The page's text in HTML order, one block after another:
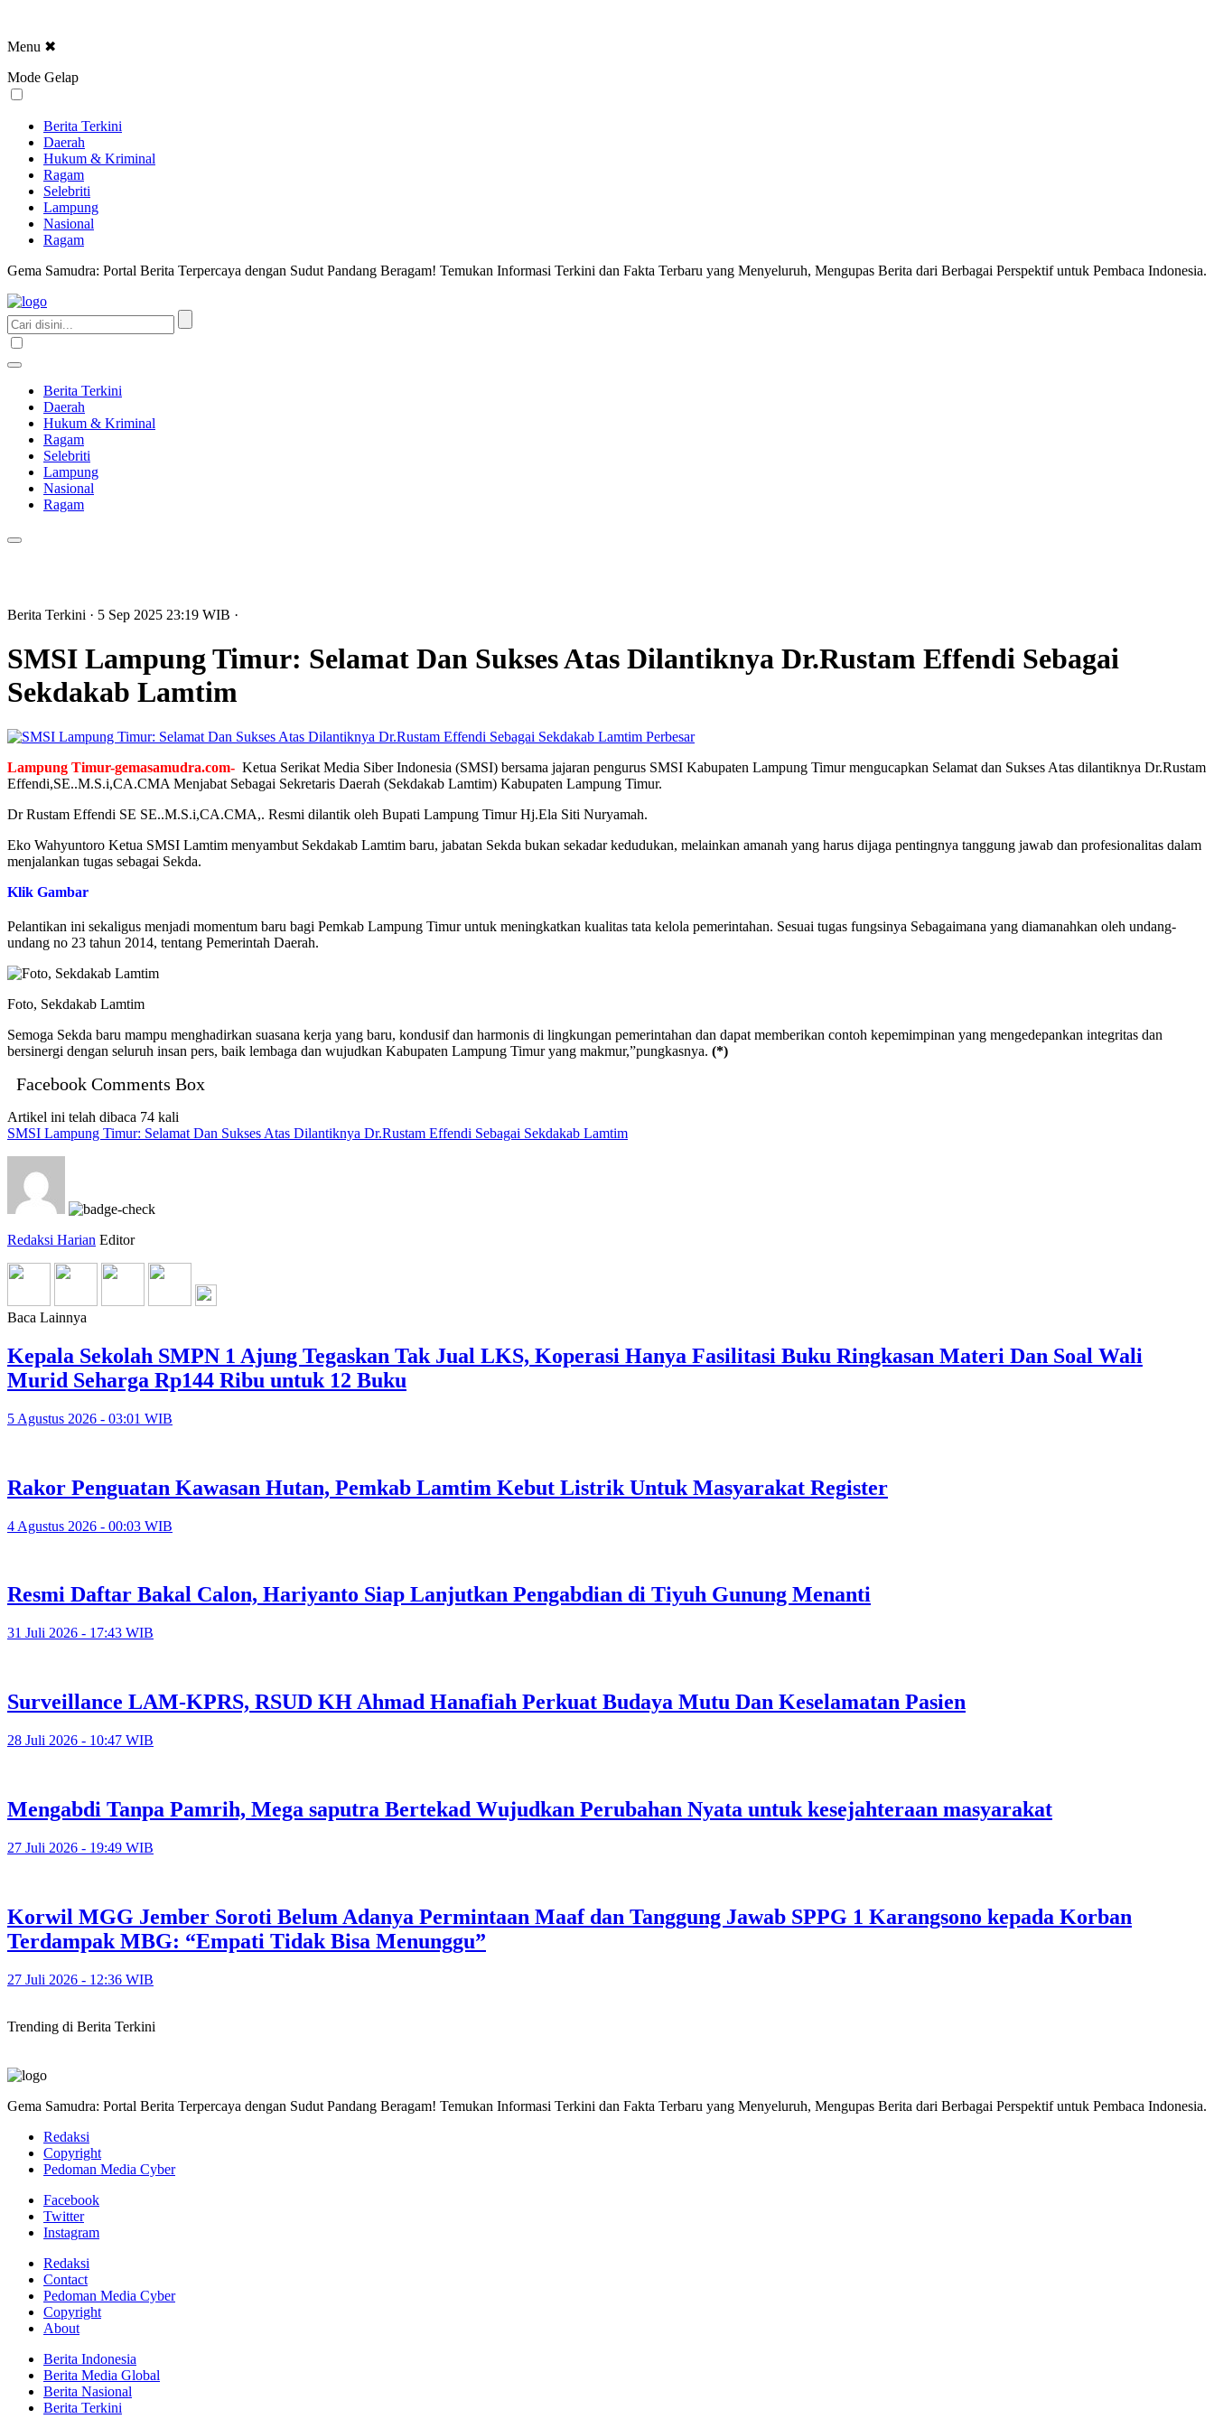
Menu ✖
Mode Gelap
Berita Terkini
Daerah
Hukum & Kriminal
Ragam
Selebriti
Lampung
Nasional
Ragam
Gema Samudra: Portal Berita Terpercaya dengan Sudut Pandang Beragam! Temukan Informasi Terkini dan Fakta Terbaru yang Menyeluruh, Mengupas Berita dari Berbagai Perspektif untuk Pembaca Indonesia.
Berita Terkini
Daerah
Hukum & Kriminal
Ragam
Selebriti
Lampung
Nasional
Ragam
Berita Terkini · 5 Sep 2025 23:19 WIB ·
SMSI Lampung Timur: Selamat Dan Sukses Atas Dilantiknya Dr.Rustam Effendi Sebagai
Sekdakab Lamtim
Perbesar
Lampung Timur-gemasamudra.com- Ketua Serikat Media Siber Indonesia (SMSI) bersama jajaran pengurus SMSI Kabupaten Lampung Timur mengucapkan Selamat dan Sukses Atas dilantiknya Dr.Rustam
Effendi,SE..M.S.i,CA.CMA Menjabat Sebagai Sekretaris Daerah (Sekdakab Lamtim) Kabupaten Lampung Timur.
Dr Rustam Effendi SE SE..M.S.i,CA.CMA,. Resmi dilantik oleh Bupati Lampung Timur Hj.Ela Siti Nuryamah.
Eko Wahyuntoro Ketua SMSI Lamtim menyambut Sekdakab Lamtim baru, jabatan Sekda bukan sekadar kedudukan, melainkan amanah yang harus dijaga pentingnya tanggung jawab dan profesionalitas dalam
menjalankan tugas sebagai Sekda.
Klik Gambar
Pelantikan ini sekaligus menjadi momentum baru bagi Pemkab Lampung Timur untuk meningkatkan kualitas tata kelola pemerintahan. Sesuai tugas fungsinya Sebagaimana yang diamanahkan oleh undang-
undang no 23 tahun 2014, tentang Pemerintah Daerah.
Foto, Sekdakab Lamtim
Semoga Sekda baru mampu menghadirkan suasana kerja yang baru, kondusif dan harmonis di lingkungan pemerintahan dan dapat memberikan contoh kepemimpinan yang mengedepankan integritas dan
bersinergi dengan seluruh insan pers, baik lembaga dan wujudkan Kabupaten Lampung Timur yang makmur,”pungkasnya. (*)
Facebook Comments Box
Artikel ini telah dibaca 74 kali
SMSI Lampung Timur: Selamat Dan Sukses Atas Dilantiknya Dr.Rustam Effendi Sebagai Sekdakab Lamtim
Redaksi Harian Editor
Baca Lainnya
Kepala Sekolah SMPN 1 Ajung Tegaskan Tak Jual LKS, Koperasi Hanya Fasilitasi Buku Ringkasan Materi Dan Soal Wali
Murid Seharga Rp144 Ribu untuk 12 Buku
5 Agustus 2026 - 03:01 WIB
Rakor Penguatan Kawasan Hutan, Pemkab Lamtim Kebut Listrik Untuk Masyarakat Register
4 Agustus 2026 - 00:03 WIB
Resmi Daftar Bakal Calon, Hariyanto Siap Lanjutkan Pengabdian di Tiyuh Gunung Menanti
31 Juli 2026 - 17:43 WIB
Surveillance LAM-KPRS, RSUD KH Ahmad Hanafiah Perkuat Budaya Mutu Dan Keselamatan Pasien
28 Juli 2026 - 10:47 WIB
Mengabdi Tanpa Pamrih, Mega saputra Bertekad Wujudkan Perubahan Nyata untuk kesejahteraan masyarakat
27 Juli 2026 - 19:49 WIB
Korwil MGG Jember Soroti Belum Adanya Permintaan Maaf dan Tanggung Jawab SPPG 1 Karangsono kepada Korban
Terdampak MBG: “Empati Tidak Bisa Menunggu”
27 Juli 2026 - 12:36 WIB
Trending di Berita Terkini
Gema Samudra: Portal Berita Terpercaya dengan Sudut Pandang Beragam! Temukan Informasi Terkini dan Fakta Terbaru yang Menyeluruh, Mengupas Berita dari Berbagai Perspektif untuk Pembaca Indonesia.
Redaksi
Copyright
Pedoman Media Cyber
Facebook
Twitter
Instagram
Redaksi
Contact
Pedoman Media Cyber
Copyright
About
Berita Indonesia
Berita Media Global
Berita Nasional
Berita Terkini